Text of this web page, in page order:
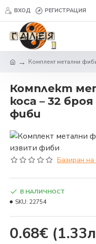
ВХОД РЕГИСТРАЦИЯ
Комплект метални
Комплект
коса – 32
фиби
Базиран
0.68€
В НАЛИЧНОСТ
SKU: 22754